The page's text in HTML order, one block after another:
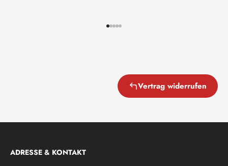
Vertrag widerrufen
ADRESSE & KONTAKT